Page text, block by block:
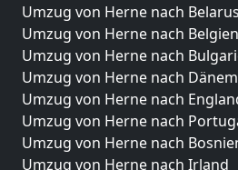
Umzug von Herne nach Belarus
Umzug von Herne nach Belgien
Umzug von Herne nach
Umzug von Herne nach
Umzug von Herne nach
Umzug von Herne nach
Umzug von Herne nach
Umzug von Herne nach Irland